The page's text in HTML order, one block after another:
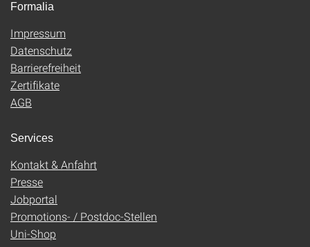
Formalia
Impressum
Datenschutz
Barrierefreiheit
Zertifikate
AGB
Services
Kontakt & Anfahrt
Presse
Jobportal
Promotions- / Postdoc-Stellen
Uni-Shop